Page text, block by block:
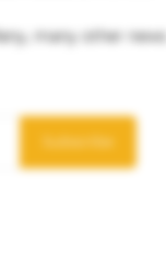
many other news
Subscribe